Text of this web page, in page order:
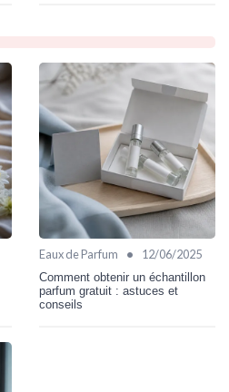
Eaux de Parfum • 12/06/2025
Comment obtenir un échantillon
parfum gratuit : astuces et
conseils